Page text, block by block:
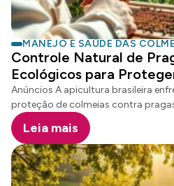
Adequada é Fundamental para a
das abelhas representa um pilar […]
MANEJO E SAÚDE DAS
Controle Natural de
Ecológicos para
Anúncios A apicultura brasileira
proteção de colmeias contra
natural de pragas surge como uma
preservar a saúde das abelhas e
apiários. Pesquisas da Embrapa
anuais de colônias no Brasil estão
uso de pesticidas sintéticos. A
Leia mais